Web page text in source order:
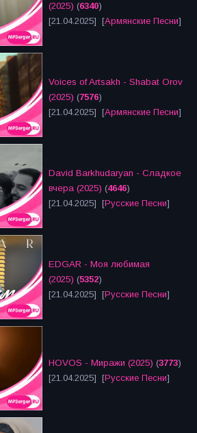
(2025) (6340)
[21.04.2025] [Армянские Песни]
Voices of Artsakh - Shabat Orov
(2025) (7576)
[21.04.2025] [Армянские Песни]
David Barkhudaryan - Сладкое
вчера (2025) (4646)
[21.04.2025] [Русские Песни]
EDGAR - Моя любимая
(2025) (5352)
[21.04.2025] [Русские Песни]
HOVOS - Миражи (2025) (3773)
[21.04.2025] [Русские Песни]